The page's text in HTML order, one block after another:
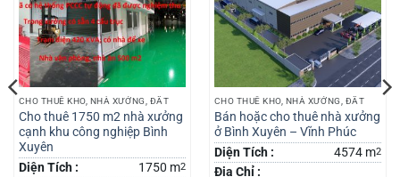
CHO THUÊ KHO, NHÀ XƯỞNG, ĐẤT
Cho thuê 1750 m2 nhà xưởng
cạnh khu công nghiệp Bình
Xuyên
Diện Tích :
1750 m2
CHO THUÊ KHO, NHÀ XƯỞNG, ĐẤT
Bán hoặc cho thuê nhà xưởng
ở Bình Xuyên – Vĩnh Phúc
Diện Tích :
4574 m2
Địa Chỉ :